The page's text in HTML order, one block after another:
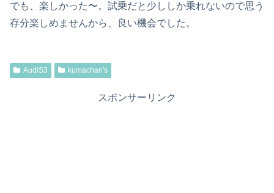
でも、楽しかった〜。試乗だと少ししか乗れないので思う
存分楽しめませんから、良い機会でした。
AudiS3 kumachan's
スポンサーリンク